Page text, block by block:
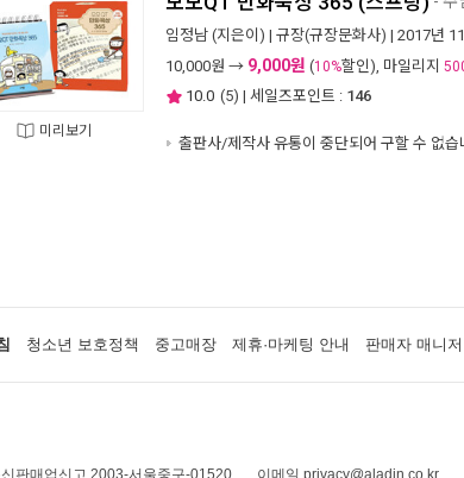
미리보기
임정남 (지은이) | 규장(규장문화사) | 2017년
10,000원 → 9,000원 (10%할인), 마일리지
10.0 (5) | 세일즈포인트 : 146
출판사/제작사 유통이 중단되어 구할 수 없습
청소년 보호정책 중고매장 제휴·마케팅 안내 판매자 매니저
판매업신고 2003-서울중구-01520 이메일 privacy@aladin.co.kr